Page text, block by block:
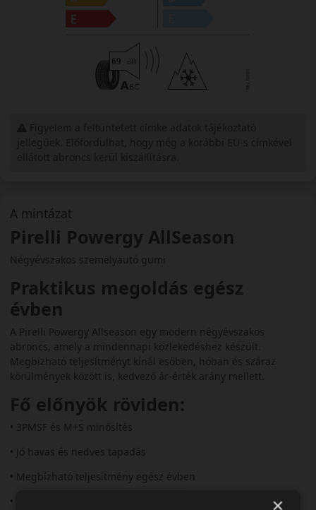
A mintázat
Pirelli Powergy AllSeason
Négyévszakos személyautó gumi
Praktikus megoldás egész
évben
A Pirelli Powergy Allseason egy modern négyévszakos
abroncs, amely a mindennapi közlekedéshez készült.
Megbízható teljesítményt kínál esőben, hóban és száraz
körülmények között is, kedvező ár-érték arány mellett.
Fő előnyök röviden:
• 3PMSF és M+S minősítés
• Jó havas és nedves tapadás
• Megbízható teljesítmény egész évben
• Mérsékelt zajszint (~71–72 dB)
×